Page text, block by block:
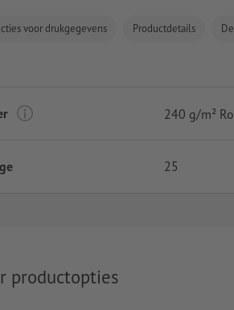
voor drukgegevens Productdetails
240 g/m²
25
productopties